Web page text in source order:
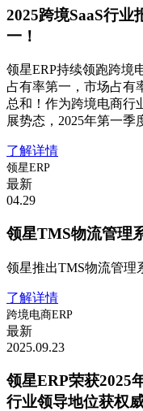
2025跨境SaaS行
一！
领星ERP持续领跑跨境
占有率第一，市场占有
总和！作为跨境电商行
展势态，2025年第一季
了解详情
领星ERP
最新
04.29
领星TMS物流管理
领星推出TMS物流管理
了解详情
跨境电商ERP
最新
2025.09.23
领星ERP荣获2025
行业领导地位获权